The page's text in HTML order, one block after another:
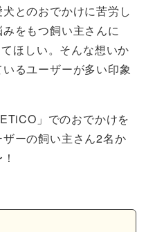
とのおでかけに苦労し
をもつ飼い主さんに
ほしい。そんな想いか
るユーザーが多い印象
」でのおでかけを
ーの飼い主さん2名か